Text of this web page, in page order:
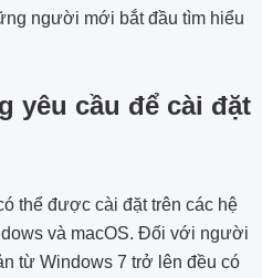
người mới bắt đầu tìm hiểu
yêu cầu để cài đặt
thể được cài đặt trên các hệ
và macOS. Đối với người
từ Windows 7 trở lên đều có